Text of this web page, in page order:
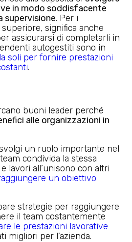
in modo soddisfacente
supervisione. Per i
significa anche
assicurarsi di completarli in
autogestiti sono in
soli per fornire prestazioni
.
buoni leader perché
alle organizzazioni in
un ruolo importante nel
condivida la stessa
lavori all’unisono con altri
un obiettivo
strategie per raggiungere
il team costantemente
le prestazioni lavorative
migliori per l’azienda.